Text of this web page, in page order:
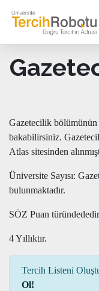
Gazetecilik bölümünün
bakabilirsiniz.
Atlas sitesinden
Üniversite Sayısı:
bulunmaktadır.
SÖZ Puan
4 Yıllıktır.
Tercih Listeni
Ol!